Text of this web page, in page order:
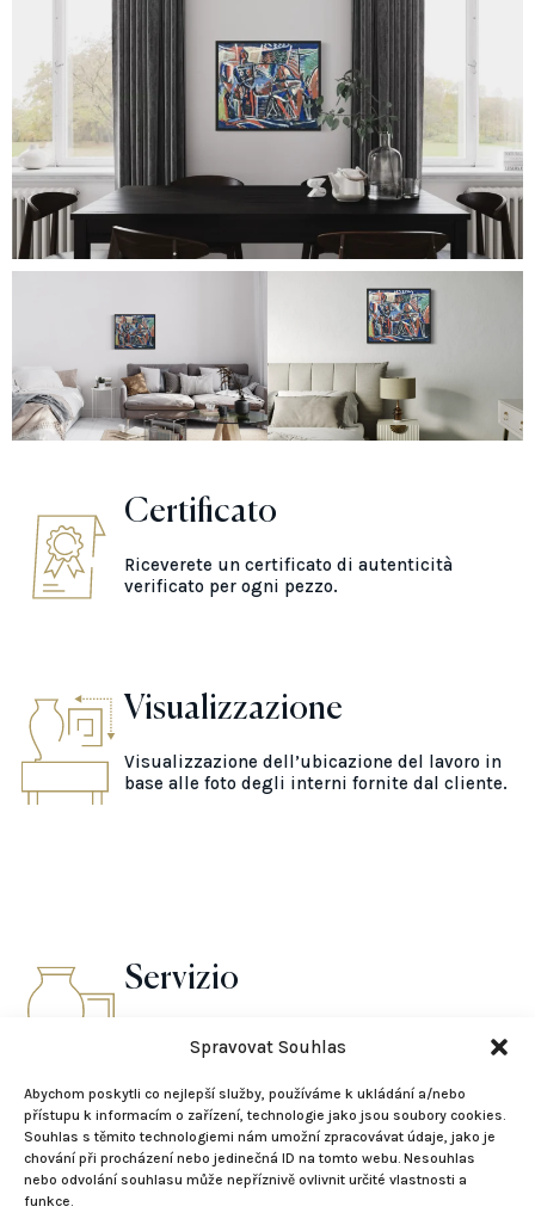
Spravovat Souhlas
Abychom poskytli co nejlepší služby, používáme k ukládání a/nebo
přístupu k informacím o zařízení, technologie jako jsou soubory cookies.
Souhlas s těmito technologiemi nám umožní zpracovávat údaje, jako je
chování při procházení nebo jedinečná ID na tomto webu. Nesouhlas
nebo odvolání souhlasu může nepříznivě ovlivnit určité vlastnosti a
funkce.
Certificato
Riceverete un certificato di autenticità
verificato per ogni pezzo.
Visualizzazione
Visualizzazione dell’ubicazione del lavoro in
base alle foto degli interni fornite dal cliente.
Servizio
parte di progetti più ampi.